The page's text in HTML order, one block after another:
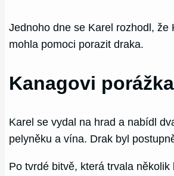
Jednoho dne se Karel rozhodl,
mohla pomoci porazit draka.
Kanagovi porážka
Karel se vydal na hrad a nabídl
pelyněku a vína. Drak byl
Po tvrdé bitvě, která trvala